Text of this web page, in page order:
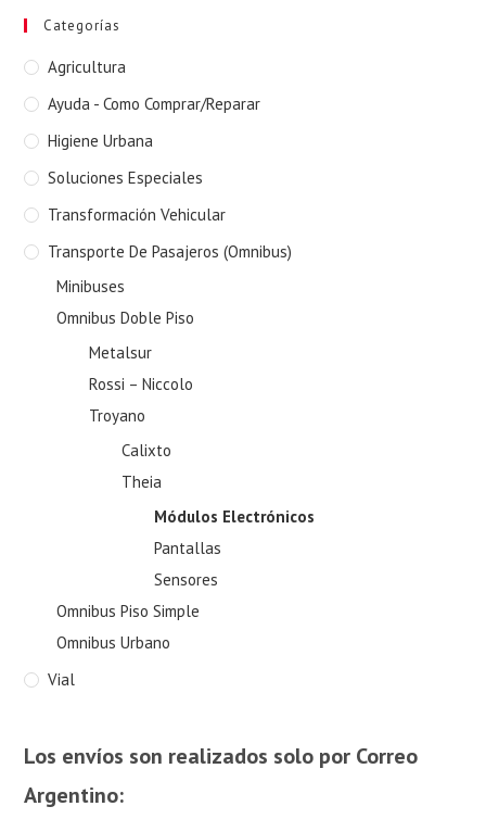
Categorías
Agricultura
Ayuda - Como Comprar/Reparar
Higiene Urbana
Soluciones Especiales
Transformación Vehicular
Transporte De Pasajeros (Omnibus)
Minibuses
Omnibus Doble Piso
Metalsur
Rossi – Niccolo
Troyano
Calixto
Theia
Módulos Electrónicos
Pantallas
Sensores
Omnibus Piso Simple
Omnibus Urbano
Vial
Los envíos son realizados solo por Correo
Argentino: